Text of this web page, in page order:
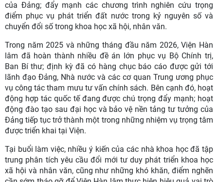
của Đảng; đẩy mạnh các chương trình nghiên cứu trọng
điểm phục vụ phát triển đất nước trong kỷ nguyên số và
chuyển đổi số trong khoa học xã hội, nhân văn.
Trong năm 2025 và những tháng đầu năm 2026, Viện Hàn
lâm đã hoàn thành nhiều đề án lớn phục vụ Bộ Chính trị,
Ban Bí thư; định kỳ đã có hàng chục báo cáo được gửi tới
lãnh đạo Đảng, Nhà nước và các cơ quan Trung ương phục
vụ công tác tham mưu tư vấn chính sách. Bên cạnh đó, hoạt
động hợp tác quốc tế đang được chú trọng đẩy mạnh; hoạt
động đào tạo sau đại học và bảo vệ nền tảng tư tưởng của
Đảng tiếp tục trở thành một trong những nhiệm vụ trọng tâm
được triển khai tại Viện.
Tại buổi làm việc, nhiều ý kiến của các nhà khoa học đã tập
trung phân tích yêu cầu đổi mới tư duy phát triển khoa học
xã hội và nhân văn, cũng như những khó khăn, điểm nghẽn